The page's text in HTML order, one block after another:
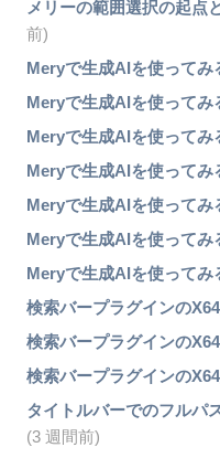
メリーの範囲選択の起点
前)
Meryで生成AIを使ってみ
Meryで生成AIを使ってみ
Meryで生成AIを使ってみ
Meryで生成AIを使ってみ
Meryで生成AIを使ってみ
Meryで生成AIを使ってみ
Meryで生成AIを使ってみ
検索バープラグインの
検索バープラグインの
検索バープラグインの
タイトルバーでのフルパ
(3 週間前)